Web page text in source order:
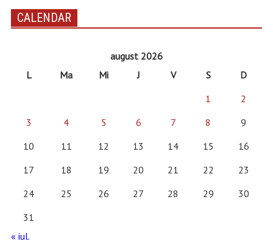
CALENDAR
august 2026
L
Ma Mi J V S
D
1
2
3
4 5 6 7 8
9
10
11 12 13 14 15
16
17
18 19 20 21 22
23
24
25 26 27 28 29
30
31
« iul.